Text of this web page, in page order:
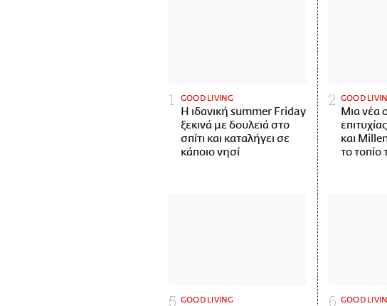
GOOD LIVING
Η ιδανική summer Friday
ξεκινά με δουλειά στο
σπίτι και καταλήγει σε
κάποιο νησί
GOOD
Μια νέα
και
το τοπίο
GOOD LIVING GOOD